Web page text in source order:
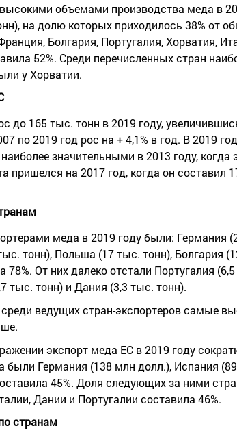
объемами производства меда в
на долю которых приходилось 38% от
Болгария, Португалия, Хорватия,
52%. Среди перечисленных стран
у Хорватии.
до 165 тыс. тонн в 2019 году,
по 2019 год рос на + 4,1% в год. В 2019
значительными в 2013 году,
пришелся на 2017 год, когда он составил
меда в 2019 году были: Германия
тонн), Польша (17 тыс. тонн),
78%. От них далеко отстали Португалия
тыс. тонн) и Дания (3,3 тыс. тонн).
среди ведущих стран-экспортеров самые
экспорт меда ЕС в 2019 году
были Германия (138 млн долл.), Испания
45%. Доля следующих за ними
Дании и Португалии составила 46%.
странам